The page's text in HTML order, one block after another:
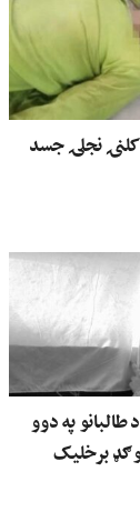
ننګرهار کې د یوې ۱۲ کلنۍ نجلۍ جسد
طالبانو په دوو
ګډ برخلیک